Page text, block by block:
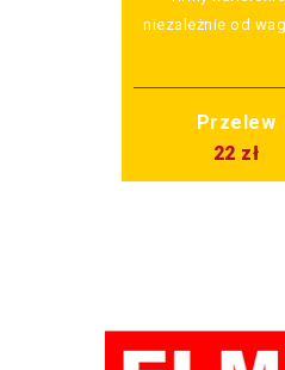
niezależnie od
Przelew
22 zł